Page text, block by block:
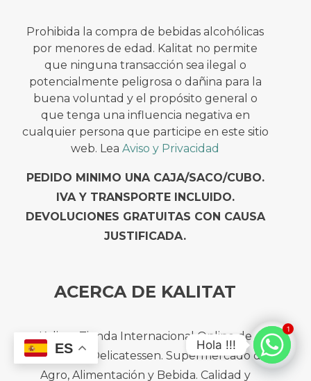
Prohibida la compra de bebidas alcohólicas
por menores de edad. Kalitat no permite
que ninguna transacción sea ilegal o
potencialmente peligrosa o dañina para la
buena voluntad y el propósito general o
que tenga una influencia negativa en
cualquier persona que participe en este sitio
web. Lea Aviso y Privacidad
PEDIDO MINIMO UNA CAJA/SACO/CUBO.
IVA Y TRANSPORTE INCLUIDO.
DEVOLUCIONES GRATUITAS CON CAUSA
JUSTIFICADA.
ACERCA DE KALITAT
Kalitat. Tienda Internacional Online de
Gourmets y Delicatessen. Supermercado de
Agro, Alimentación y Bebida. Calidad y
ES
1
Hola !!!